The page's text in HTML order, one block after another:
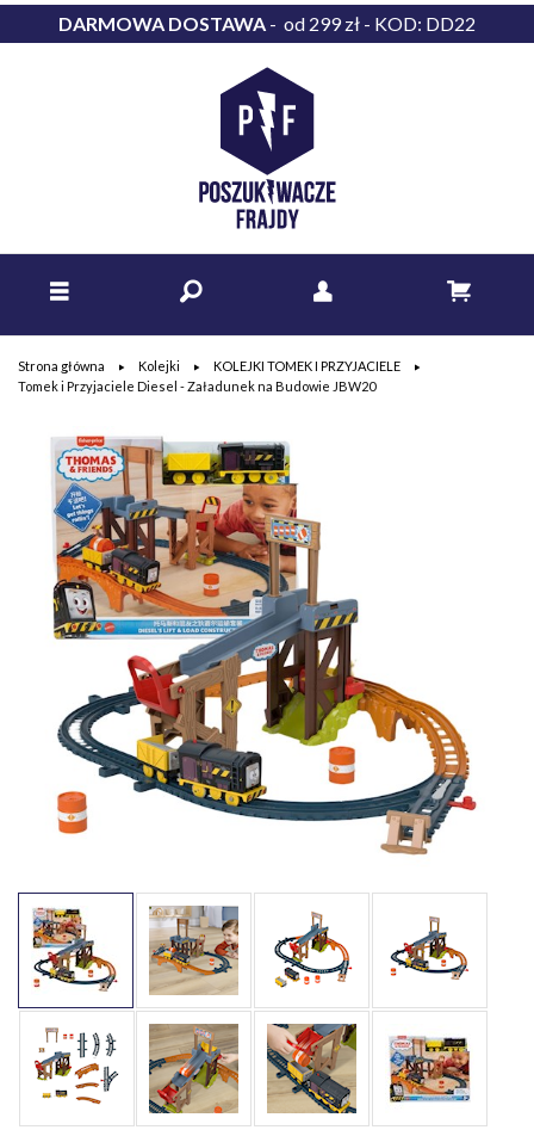
DARMOWA DOSTAWA - od 299 zł - KOD: DD22
Strona główna Kolejki
KOLEJKI TOMEK I PRZYJACIELE
Tomek i Przyjaciele Diesel - Załadunek na Budowie JBW20